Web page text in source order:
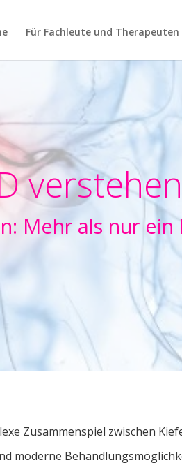
Für Fachleute und Therapeuten
verstehen
Mehr als nur
Zusammenspiel zwischen
moderne